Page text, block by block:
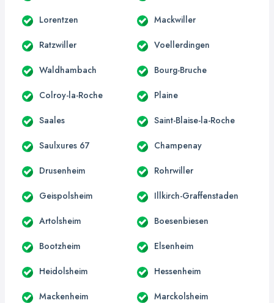
Lorentzen Mackwiller
Ratzwiller Voellerdingen
Waldhambach Bourg-Bruche
Colroy-la-Roche Plaine
Saales Saint-Blaise-la-Roche
Saulxures 67 Champenay
Drusenheim Rohrwiller
Geispolsheim Illkirch-Graffenstaden
Artolsheim Boesenbiesen
Bootzheim Elsenheim
Heidolsheim Hessenheim
Mackenheim Marckolsheim